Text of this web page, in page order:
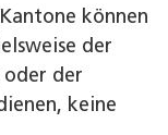
können
der
der
keine